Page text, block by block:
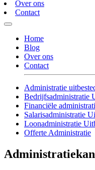
Over ons
Contact
Home
Blog
Over ons
Contact
Administratie
Bedrijfsadministratie
Financiële
Salarisadministratie
Loonadministratie
Offerte Administratie